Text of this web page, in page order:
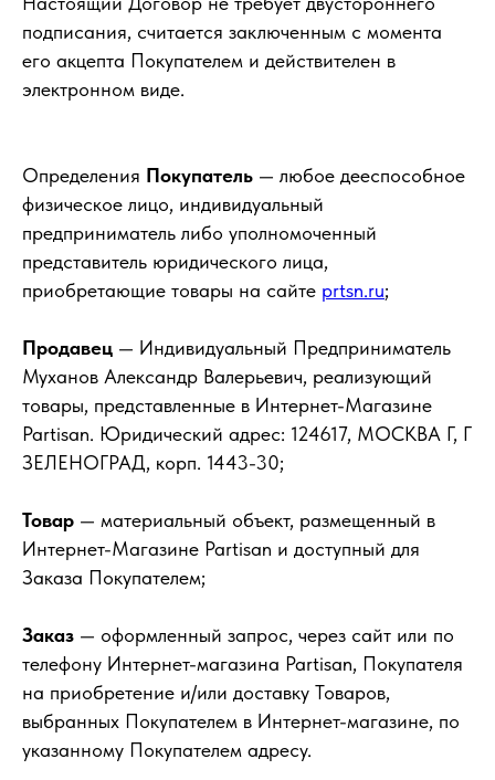
подписания, считается заключенным с момента
его акцепта Покупателем и действителен в
электронном виде.
Определения Покупатель — любое дееспособное
физическое лицо, индивидуальный
предприниматель либо уполномоченный
представитель юридического лица,
приобретающие товары на сайте prtsn.ru;
Продавец — Индивидуальный Предприниматель
Муханов Александр Валерьевич, реализующий
товары, представленные в Интернет-Магазине
Partisan. Юридический адрес: 124617, МОСКВА Г, Г
ЗЕЛЕНОГРАД, корп. 1443-30;
Товар — материальный объект, размещенный в
Интернет-Магазине Partisan и доступный для
Заказа Покупателем;
Заказ — оформленный запрос, через сайт или по
телефону Интернет-магазина Partisan, Покупателя
на приобретение и/или доставку Товаров,
выбранных Покупателем в Интернет-магазине, по
указанному Покупателем адресу.